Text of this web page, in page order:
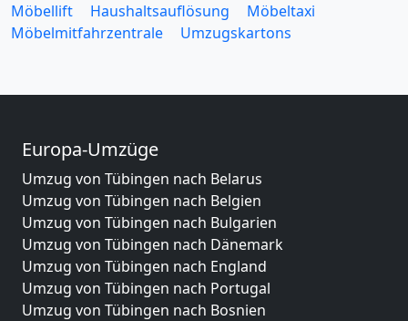
Möbellift
Haushaltsauflösung
Möbeltaxi
Möbelmitfahrzentrale
Umzugskartons
Europa-Umzüge
Umzug von Tübingen nach Belarus
Umzug von Tübingen nach Belgien
Umzug von Tübingen nach Bulgarien
Umzug von Tübingen nach Dänemark
Umzug von Tübingen nach England
Umzug von Tübingen nach Portugal
Umzug von Tübingen nach Bosnien